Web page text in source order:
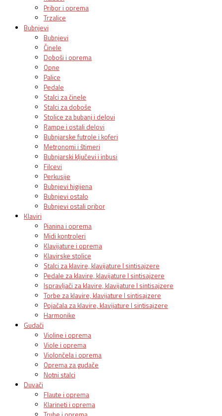
Pribor i oprema
Trzalice
Bubnjevi
Bubnjevi
Činele
Doboši i oprema
Opne
Palice
Pedale
Stalci za činele
Stalci za doboše
Stolice za bubanj i delovi
Rampe i ostali delovi
Bubnjarske futrole i koferi
Metronomi i štimeri
Bubnjarski ključevi i inbusi
Filcevi
Perkusije
Bubnjevi higijena
Bubnjevi ostalo
Bubnjevi ostali pribor
Klaviri
Pianina i oprema
Midi kontroleri
Klavijature i oprema
Klavirske stolice
Stalci za klavire, klavijature I sintisajzere
Pedale za klavire, klavijature I sintisajzere
Ispravljači za klavire, klavijature I sintisajzere
Torbe za klavire, klavijature I sintisajzere
Pojačala za klavire, klavijature I sintisajzere
Harmonike
Gudači
Violine i oprema
Viole i oprema
Violončela i oprema
Oprema za gudače
Notni stalci
Duvači
Flaute i oprema
Klarineti i oprema